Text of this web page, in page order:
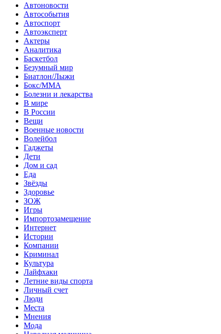
Автоновости
Автособытия
Автоспорт
Автоэксперт
Актеры
Аналитика
Баскетбол
Безумный мир
Биатлон/Лыжи
Бокс/MMA
Болезни и лекарства
В мире
В России
Вещи
Военные новости
Волейбол
Гаджеты
Дети
Дом и сад
Еда
Звёзды
Здоровье
ЗОЖ
Игры
Импортозамещение
Интернет
Истории
Компании
Криминал
Культура
Лайфхаки
Летние виды спорта
Личный счет
Люди
Места
Мнения
Мода